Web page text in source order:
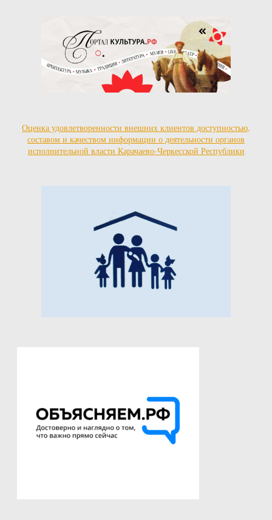
Оценка удовлетворенности внешних клиентов доступностью,
составом и качеством информации о деятельности органов
исполнительной власти Карачаево-Черкесской Республики